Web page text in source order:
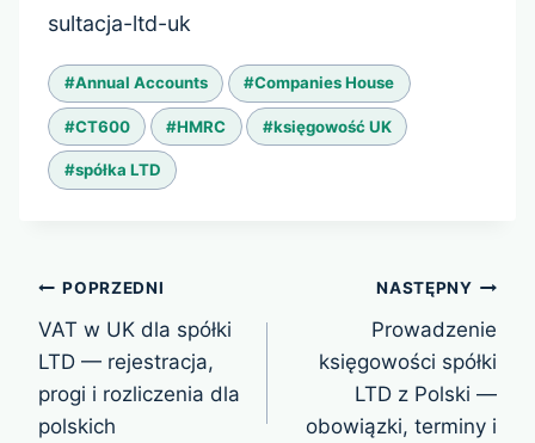
sultacja-ltd-uk
Tagi
wpisu:
#Annual Accounts #Companies House
#CT600 #HMRC #księgowość UK
#spółka LTD
Nawigacja
wpisu
POPRZEDNI
VAT w UK dla spółki
LTD — rejestracja,
progi i rozliczenia dla
polskich
NASTĘPNY
Prowadzenie
księgowości spółki
LTD z Polski —
obowiązki, terminy i